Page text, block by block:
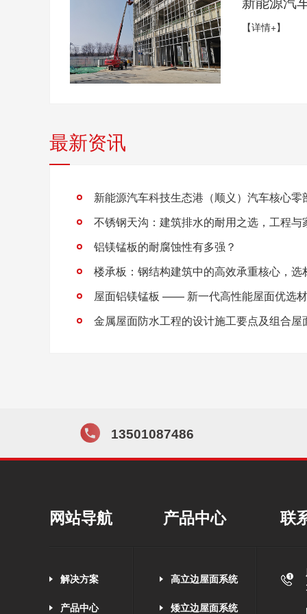
【详情+】
最新资讯
铝镁锰板的耐腐蚀性有多强？
屋面铝镁锰板 —— 新一代高性能屋面优选
13501087486
网站导航
解决方案
产品中心
产品中心
高立边屋面系统
矮立边屋面系统
联